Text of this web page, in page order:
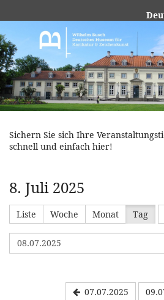
Museum
Wilhelm
Busch
Sichern Sie sich Ihre
schnell und einfach hier!
8. Juli 2025
Liste Woche Monat Tag
07.07.2025